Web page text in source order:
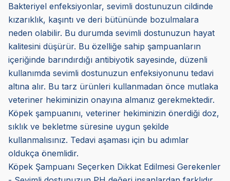
Bakteriyel enfeksiyonlar, sevimli dostunuzun cildinde
kızarıklık, kaşıntı ve deri bütününde bozulmalara
neden olabilir. Bu durumda sevimli dostunuzun hayat
kalitesini düşürür. Bu özelliğe sahip şampuanların
içeriğinde barındırdığı antibiyotik sayesinde, düzenli
kullanımda sevimli dostunuzun enfeksiyonunu tedavi
altına alır. Bu tarz ürünleri kullanmadan önce mutlaka
veteriner hekiminizin onayına almanız gerekmektedir.
Köpek şampuanını, veteriner hekiminizin önerdiği doz,
sıklık ve bekletme süresine uygun şekilde
kullanmalısınız. Tedavi aşaması için bu adımlar
oldukça önemlidir.
Köpek Şampuanı Seçerken Dikkat Edilmesi Gerekenler